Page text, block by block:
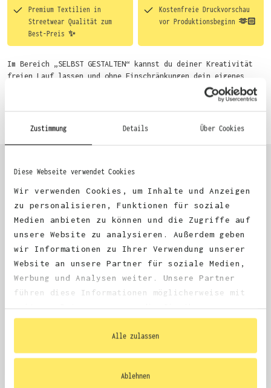
Zustimmung Details Über Cookies
Diese Webseite verwendet Cookies
Wir verwenden Cookies, um Inhalte und Anzeigen
zu personalisieren, Funktionen für soziale
Medien anbieten zu können und die Zugriffe auf
unsere Website zu analysieren. Außerdem geben
wir Informationen zu Ihrer Verwendung unserer
Website an unsere Partner für soziale Medien,
Werbung und Analysen weiter. Unsere Partner
führen diese Informationen möglicherweise mit
bereitgestellt haben oder die sie im Rahmen
Ihrer Nutzung der Dienste gesammelt haben.
Alle zulassen
Ablehnen
Premium Textilien in
Streetwear Qualität zum
Best-Preis ✨
Kostenfreie Druckvorschau
vor Produktionsbeginn 🫶🏻
Im Bereich „SELBST GESTALTEN“ kannst du deiner Kreativität
freien Lauf lassen und ohne Einschränkungen dein eigenes
Motiv entwerfen. Um dir den Einstieg zu erleichtern, stellen
wir eine von unseren Designern vorgefertigte Vorlage bereit.
beginne anschließend mit der Gestaltung. Alternativ kannst
KUNDEN FEEDBACK 🫶
Excellent
4.68 average
1,981reviews
Anonym
Verified Customer